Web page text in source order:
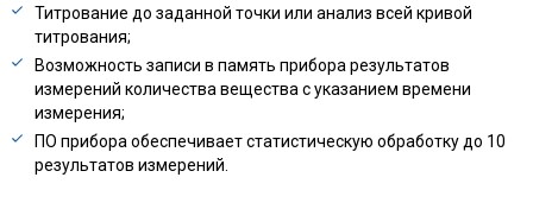
Титрование до заданной точки или анализ всей кривой
титрования;
Возможность записи в память прибора результатов
измерений количества вещества с указанием времени
измерения;
ПО прибора обеспечивает статистическую обработку до 10
результатов измерений.